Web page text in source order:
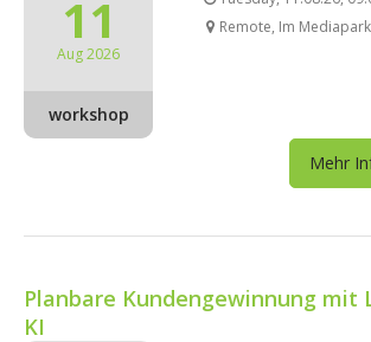
11
Aug 2026
workshop
Remote, Im
Mehr
Planbare Kundengewinnung mit
KI